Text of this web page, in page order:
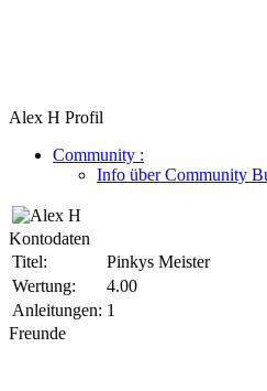
Alex H Profil
Community :
Info über Community
Kontodaten
Titel:
Pinkys Meister
Wertung:
4.00
Anleitungen: 1
Freunde